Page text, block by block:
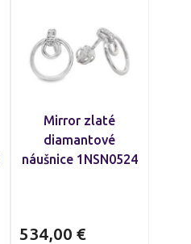
Mirror zlaté
diamantové
náušnice 1NSN0524
534,00 €